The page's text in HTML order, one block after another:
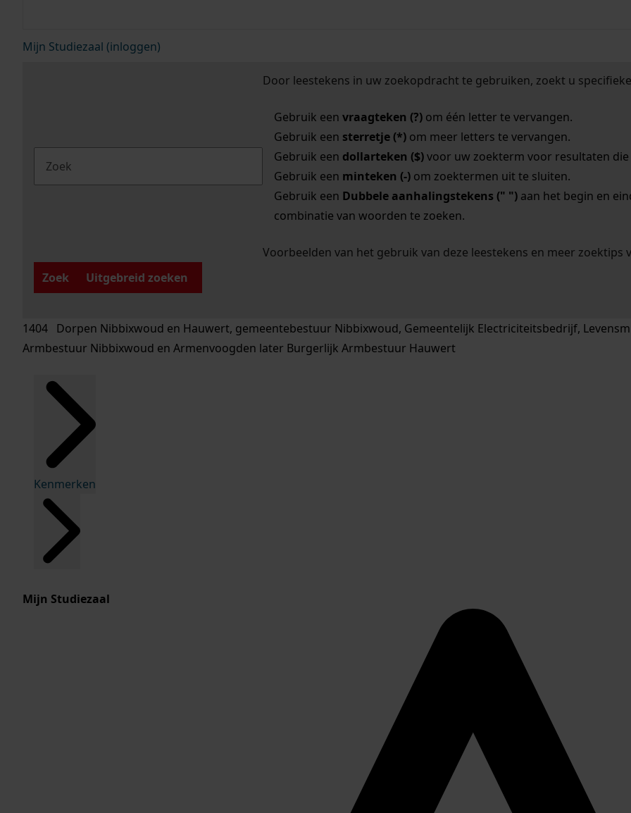
Mijn Studiezaal (inloggen)
Door leestekens in uw zoekopdracht te gebruiken, zoekt u
Gebruik een vraagteken (?)om één letter te vervangen.
Gebruik een sterretje (*)om meer letters te vervangen.
Gebruik een dollarteken ($)voor uw zoekterm voor resultaten die
Gebruik een minteken (-)om zoektermen uit te sluiten.
Gebruik een Dubbele aanhalingstekens (" ")aan het begin en
combinatie van woorden te zoeken.
Voorbeelden van het gebruik van deze leestekens en meer zoektips
Zoek
Uitgebreid zoeken
1404 Dorpen Nibbixwoud en Hauwert, gemeentebestuur Nibbixwoud, Gemeentelijk Electriciteitsbedrijf,
Armbestuur Nibbixwoud en Armenvoogden later Burgerlijk Armbestuur Hauwert
Kenmerken
Mijn Studiezaal